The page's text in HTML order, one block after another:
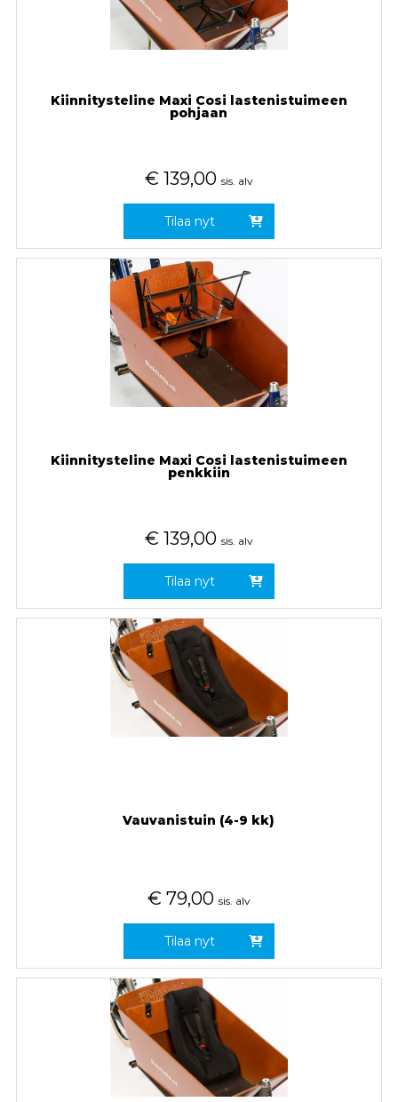
Kiinnitysteline Maxi Cosi lastenistuimeen
pohjaan
€ 139,00 sis. alv
Tilaa nyt
Kiinnitysteline Maxi Cosi lastenistuimeen
penkkiin
€ 139,00 sis. alv
Tilaa nyt
Vauvanistuin (4-9 kk)
€ 79,00 sis. alv
Tilaa nyt